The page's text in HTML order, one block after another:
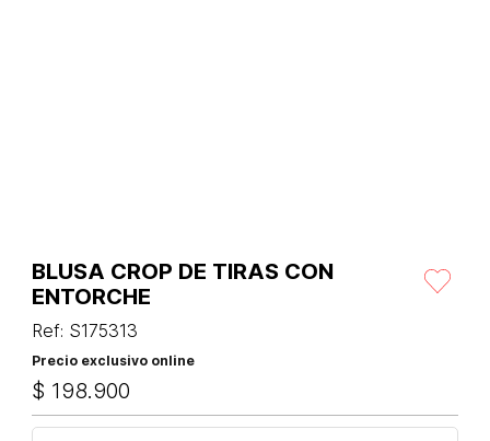
BLUSA CROP DE TIRAS CON
ENTORCHE
Ref: S175313
Precio exclusivo online
$ 198.900